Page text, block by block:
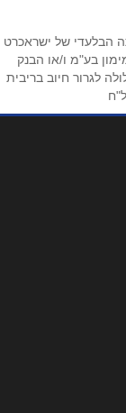
הבלעדי של ישראכרט
בע"מ ו/או הבנק
לגרור חיוב בריבית